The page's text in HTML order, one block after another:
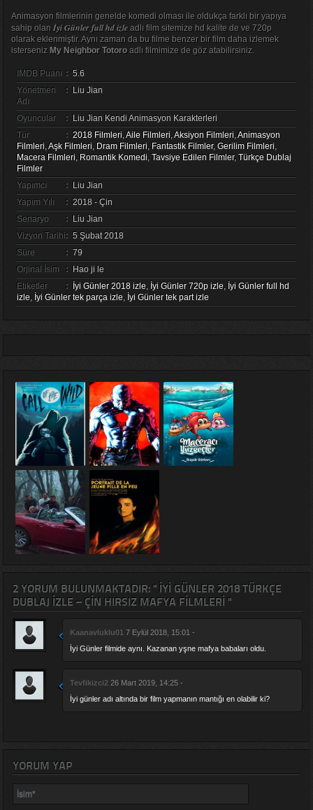
Animasyon filmlerinin genelde komedi olması ile oldukça farklı bir yapıya
sahip olan İyi Günler full hd izleadlı film sitemize hd kalite de ve 720p
olarak eklenmiştir. Aynı zaman da bu filme benzer bir film daha izlemek
isterseniz My Neighbor Totoroadlı filmimize de göz atabilirsiniz.
IMDB Puanı : 5.6
Yönetmen
Adı
: Liu Jian
Oyuncular : Liu Jian Kendi Animasyon Karakterleri
Tür
: 2018 Filmleri,Aile Filmleri,Aksiyon Filmleri,Animasyon
Filmleri,Aşk Filmleri, Dram Filmleri, Fantastik Filmler, Gerilim Filmleri,
Macera Filmleri, Romantik Komedi, Tavsiye Edilen Filmler, Türkçe Dublaj
Filmler
Yapımcı
: Liu Jian
Yapım Yılı
: 2018 - Çin
Senaryo
: Liu Jian
Vizyon Tarihi: 5 Şubat 2018
Süre
: 79
Orjinal İsim
: Hao ji le
Etiketler
: İyi Günler 2018 izle, İyi Günler 720p izle, İyi Günler full hd
izle, İyi Günler tek parça izle, İyi Günler tek part izle
2 YORUM BULUNMAKTADIR: " İYI GÜNLER 2018 TÜRKÇE
DUBLAJ IZLE – ÇIN HIRSIZ MAFYA FILMLERI "
Kaanavluklu01 7 Eylül 2018, 15:01 -
İyi Günler filmide aynı. Kazanan yşne mafya babaları oldu.
Tevfikizci2 26 Mart 2019, 14:25 -
İyi günler adı altında bir film yapmanın mantığı en olabilir ki?
YORUM YAP